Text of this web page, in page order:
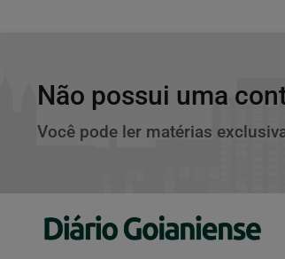
Não possui uma
Você pode ler matérias